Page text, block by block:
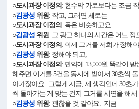
○도시과장 이정의 : 현수막 가로보다는 조금
○김광성 위원: 작고, 그러면 세로는
○도시과장 이정의 : 폭은 비슷하고요.
○김광성 위원: 그 광고 하나의 시간은 어느 정
○도시과장 이정의 : 이제 그거를 저희가 정해
○김광성 위원: 정해야 되고,
○도시과장 이정의 : 만약에 13,000원 똑같이
해주면 이거를 5건을 동시에 받아서 30초씩
아가잖아요. 그렇게 지금, 제 생각인데 30초
씩 돌아가는 게 맞는 건지 그거를 시연을 해
○김광성 위원: 괜찮을 것 같아요. 지금